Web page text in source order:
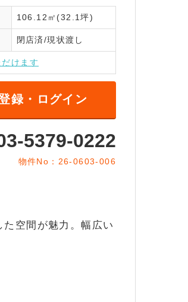
106.12㎡(32.1坪)
閉店済/現状渡し
けます
録・ログイン
5379-0222
物件No：26-0603-006
空間が魅力。幅広い